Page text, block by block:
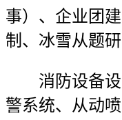
事）、企业团
制、冰雪从题
消防设备设
警系统、从动